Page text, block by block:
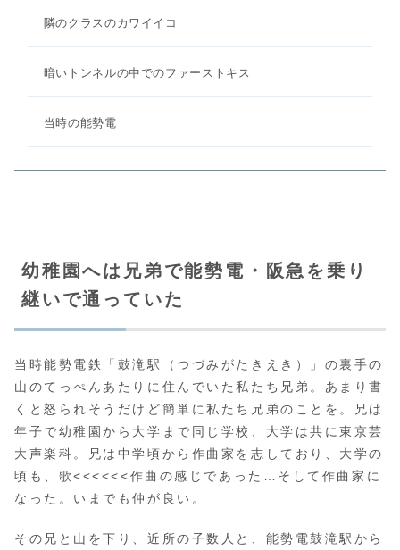
隣のクラスのカワイイコ
暗いトンネルの中でのファーストキス
当時の能勢電
幼稚園へは兄弟で能勢電・阪急を乗り
継いで通っていた
当時能勢電鉄「鼓滝駅（つづみがたきえき）」の裏手の
山のてっぺんあたりに住んでいた私たち兄弟。あまり書
くと怒られそうだけど簡単に私たち兄弟のことを。兄は
年子で幼稚園から大学まで同じ学校、大学は共に東京芸
大声楽科。兄は中学頃から作曲家を志しており、大学の
頃も、歌<<<<<<作曲の感じであった…そして作曲家に
なった。いまでも仲が良い。
その兄と山を下り、近所の子数人と、能勢電鼓滝駅から